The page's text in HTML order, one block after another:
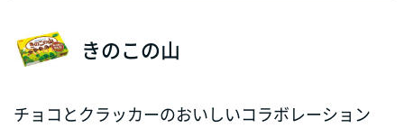
きのこの山
チョコとクラッカーのおいしいコラボレーション